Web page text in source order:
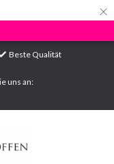
×
Beste Qualität
uns an: